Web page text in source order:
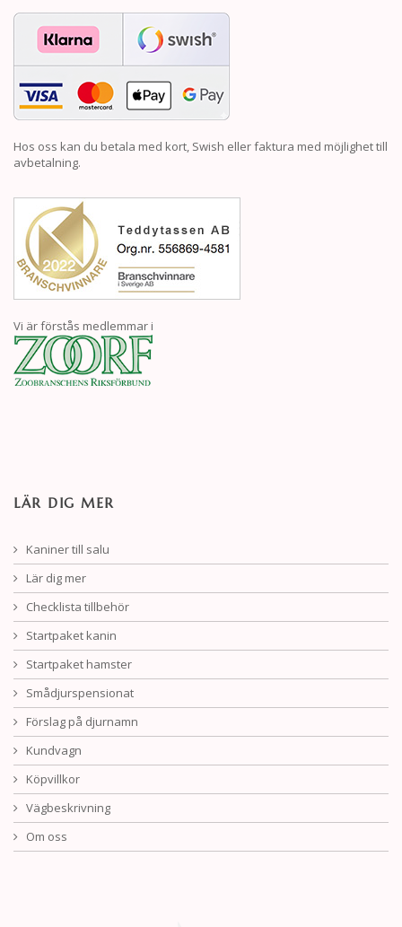
Hos oss kan du betala med kort, Swish eller faktura med möjlighet till
avbetalning.
Vi är förstås medlemmar i
LÄR DIG MER
Kaniner till salu
Lär dig mer
Checklista tillbehör
Startpaket kanin
Startpaket hamster
Smådjurspensionat
Förslag på djurnamn
Kundvagn
Köpvillkor
Vägbeskrivning
Om oss